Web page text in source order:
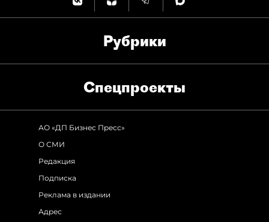
Рубрики
Спец­проекты
АО «ДП Бизнес Пресс»
О СМИ
Редакция
Подписка
Реклама в издании
Адрес